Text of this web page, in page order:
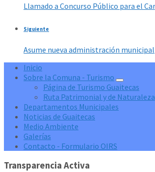
Llamado a Concurso Público para el
Siguiente
Asume nueva administración municipal
Inicio
Sobre la Comuna - Turismo
Página de Turismo Guaitecas
Ruta Patrimonial y de Naturaleza
Departamentos Municipales
Noticias de Guaitecas
Medio Ambiente
Galerías
Contacto - Formulario OIRS
Transparencia Activa